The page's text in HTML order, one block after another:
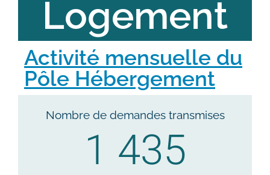
Logement
Activité mensuelle du
Pôle Hébergement
Nombre de demandes transmises
1 435